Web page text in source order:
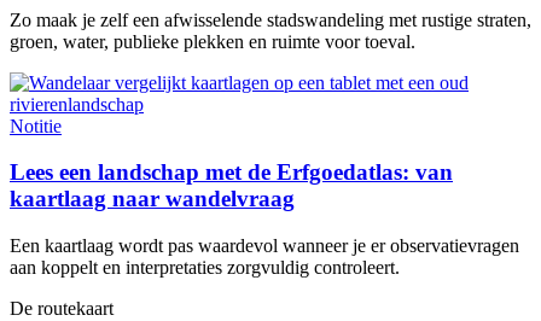
Zo maak je zelf een afwisselende stadswandeling met rustige straten,
groen, water, publieke plekken en ruimte voor toeval.
Notitie
Lees een landschap met de Erfgoedatlas: van
kaartlaag naar wandelvraag
Een kaartlaag wordt pas waardevol wanneer je er observatievragen
aan koppelt en interpretaties zorgvuldig controleert.
De routekaart